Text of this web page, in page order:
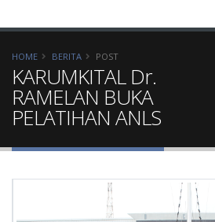
HOME BERITA POST
KARUMKITAL Dr.
RAMELAN BUKA
PELATIHAN ANLS